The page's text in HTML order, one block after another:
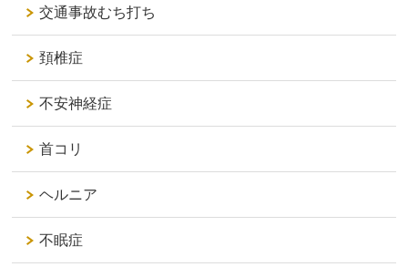
交通事故むち打ち
頚椎症
不安神経症
首コリ
ヘルニア
不眠症